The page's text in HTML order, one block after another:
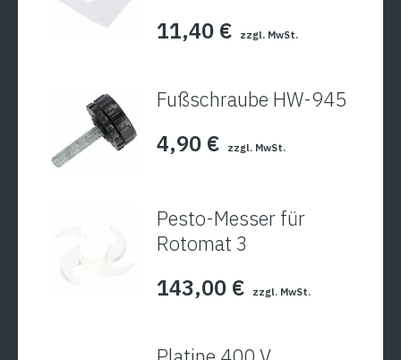
11,40 € zzgl. MwSt.
Fußschraube HW-945
4,90 € zzgl. MwSt.
Pesto-Messer für
Rotomat 3
143,00 € zzgl. MwSt.